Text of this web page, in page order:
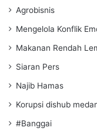
Agrobisnis
Mengelola Konflik
Makanan Rendah
Siaran Pers
Najib Hamas
Korupsi dishub
#Banggai